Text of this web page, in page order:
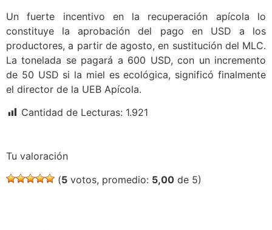
Un fuerte incentivo en la recuperación apícola lo
constituye la aprobación del pago en USD a los
productores, a partir de agosto, en sustitución del MLC.
La tonelada se pagará a 600 USD, con un incremento
de 50 USD si la miel es ecológica, significó finalmente
el director de la UEB Apícola.
Cantidad de Lecturas: 1.921
Tu valoración
(5 votos, promedio: 5,00 de 5)